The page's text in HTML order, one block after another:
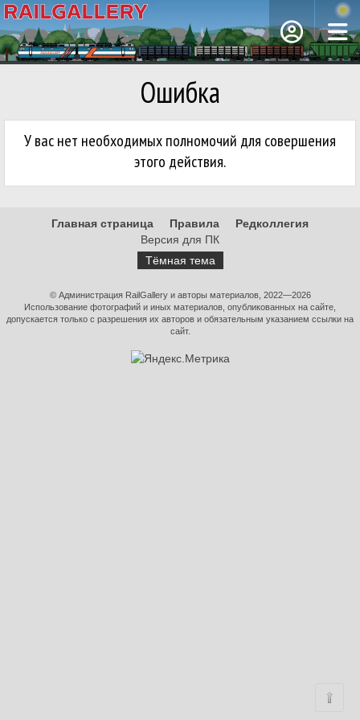
Ошибка
У вас нет необходимых полномочий для совершения
этого действия.
Главная страница Правила
Редколлегия
Версия для ПК
Тёмная тема
© Администрация RailGallery и авторы материалов, 2022—2026
Использование фотографий и иных материалов, опубликованных на сайте,
допускается только с разрешения их авторов и обязательным указанием ссылки на
сайт.